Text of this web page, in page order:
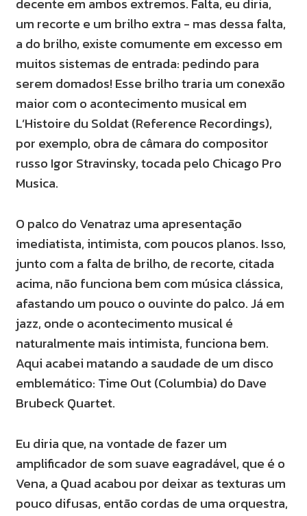
um recorte e um brilho extra - mas dessa falta,
a do brilho, existe comumente em excesso em
muitos sistemas de entrada: pedindo para
serem domados! Esse brilho traria um conexão
maior com o acontecimento musical em
L’Histoire du Soldat (Reference Recordings),
por exemplo, obra de câmara do compositor
russo Igor Stravinsky, tocada pelo Chicago Pro
Musica.
O palco do Venatraz uma apresentação
imediatista, intimista, com poucos planos. Isso,
junto com a falta de brilho, de recorte, citada
acima, não funciona bem com música clássica,
afastando um pouco o ouvinte do palco. Já em
jazz, onde o acontecimento musical é
naturalmente mais intimista, funciona bem.
Aqui acabei matando a saudade de um disco
emblemático: Time Out (Columbia) do Dave
Brubeck Quartet.
Eu diria que, na vontade de fazer um
amplificador de som suave eagradável, que é o
Vena, a Quad acabou por deixar as texturas um
pouco difusas, então cordas de uma orquestra,